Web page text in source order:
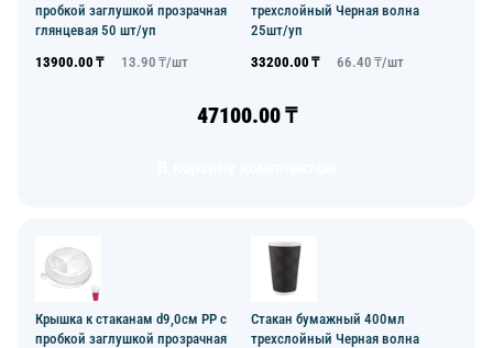
пробкой заглушкой прозрачная
глянцевая 50 шт/уп
13900.00 ₸ 13.90 ₸/шт
трехслойный Черная волна
25шт/уп
33200.00 ₸ 66.40 ₸/шт
47100.00₸
Крышка к стаканам d9,0см PP с
пробкой заглушкой прозрачная
Стакан бумажный 400мл
трехслойный Черная волна